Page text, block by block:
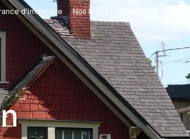
d’immeuble Nos biens